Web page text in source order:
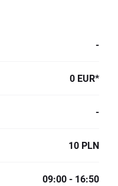
-
0 EUR*
-
10 PLN
09:00 - 16:50